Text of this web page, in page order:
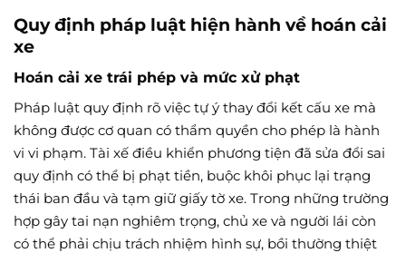
Quy định pháp luật hiện hành về hoán cải
xe
Hoán cải xe trái phép và mức xử phạt
Pháp luật quy định rõ việc tự ý thay đổi kết cấu xe mà
không được cơ quan có thẩm quyền cho phép là hành
vi vi phạm. Tài xế điều khiển phương tiện đã sửa đổi sai
quy định có thể bị phạt tiền, buộc khôi phục lại trạng
thái ban đầu và tạm giữ giấy tờ xe. Trong những trường
hợp gây tai nạn nghiêm trọng, chủ xe và người lái còn
có thể phải chịu trách nhiệm hình sự, bồi thường thiệt